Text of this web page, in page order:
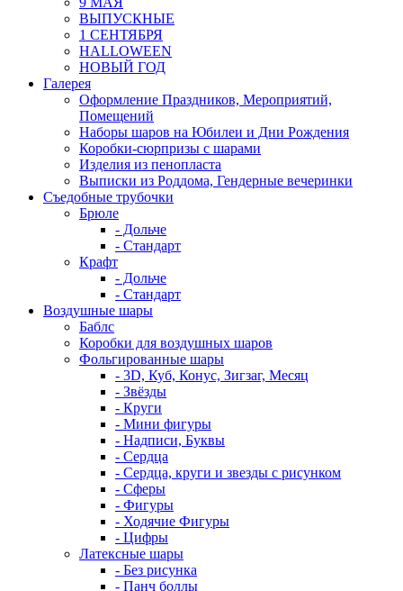
ВЫПУСКНЫЕ
1 СЕНТЯБРЯ
HALLOWEEN
НОВЫЙ ГОД
Галерея
Оформление Праздников, Мероприятий,
Помещений
Наборы шаров на Юбилеи и Дни Рождения
Коробки-сюрпризы с шарами
Изделия из пенопласта
Выписки из Роддома, Гендерные вечеринки
Съедобные трубочки
Брюле
- Дольче
- Стандарт
Крафт
- Дольче
- Стандарт
Воздушные шары
Баблс
Коробки для воздушных шаров
Фольгированные шары
- 3D, Куб, Конус, Зигзаг, Месяц
- Звёзды
- Круги
- Мини фигуры
- Надписи, Буквы
- Сердца
- Сердца, круги и звезды с рисунком
- Сферы
- Фигуры
- Ходячие Фигуры
- Цифры
Латексные шары
- Без рисунка
- Панч боллы